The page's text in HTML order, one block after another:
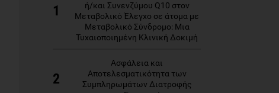
1
ή/και Συνενζύμου Q10 στον
Μεταβολικό Έλεγχο σε άτομα με
Μεταβολικό Σύνδρομο: Μια
Τυχαιοποιημένη Κλινική Δοκιμή
2
Ασφάλεια και
Αποτελεσματικότητα των
Συμπληρωμάτων Διατροφής